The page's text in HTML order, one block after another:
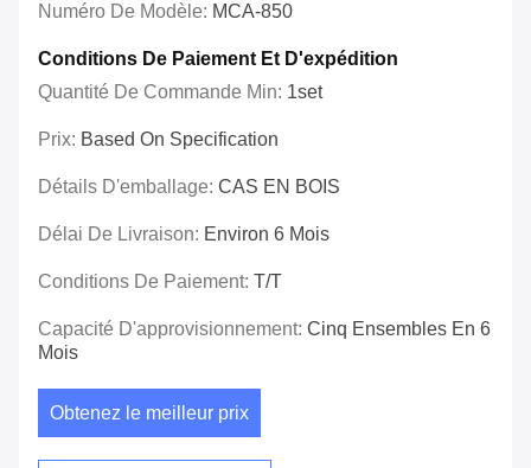
Numéro De Modèle: MCA-850
Conditions De Paiement Et D'expédition
Quantité De Commande Min: 1set
Prix: Based On Specification
Détails D'emballage: CAS EN BOIS
Délai De Livraison: Environ 6 Mois
Conditions De Paiement: T/T
Capacité D'approvisionnement: Cinq Ensembles En 6
Mois
Obtenez le meilleur prix